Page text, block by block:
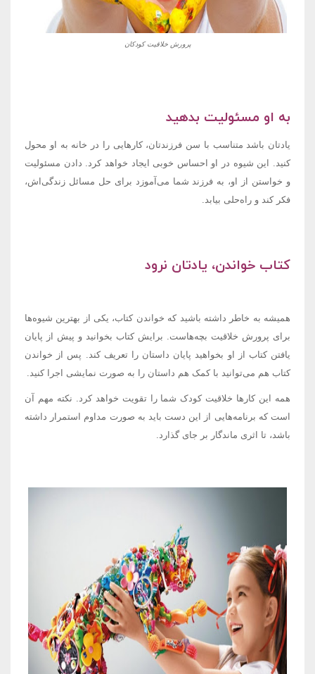
پرورش خلاقیت کودکان
به او مسئولیت بدهید
یادتان باشد متناسب با سن فرزندتان، کارهایی را در خانه به او محول
کنید. این شیوه در او احساس خوبی ایجاد خواهد کرد. دادن مسئولیت
و خواستن از او، به فرزند شما می‌آموزد برای حل مسائل زندگی‌اش،
فکر کند و راه‌حلی بیابد.
کتاب خواندن، یادتان نرود
همیشه به خاطر داشته باشید که خواندن کتاب، یکی از بهترین شیوه‌ها
برای پرورش خلاقیت بچه‌هاست. برایش کتاب بخوانید و پیش از پایان
یافتن کتاب از او بخواهید پایان داستان را تعریف کند. پس از خواندن
کتاب هم می‌توانید با کمک هم داستان را به صورت نمایشی اجرا کنید.
همه این کارها خلاقیت کودک شما را تقویت خواهد کرد. نکته مهم آن
است که برنامه‌هایی از این دست باید به صورت مداوم استمرار داشته‌
باشد، تا اثری ماندگار بر جای گذارد.